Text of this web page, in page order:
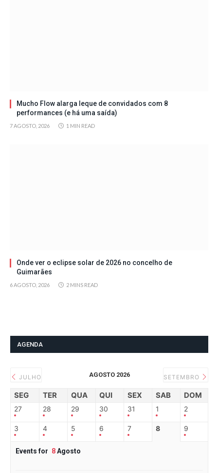
Mucho Flow alarga leque de convidados com 8
performances (e há uma saída)
7 AGOSTO, 2026 1 MIN READ
Onde ver o eclipse solar de 2026 no concelho de
Guimarães
6 AGOSTO, 2026 2 MINS READ
AGENDA
JULHO AGOSTO 2026 SETEMBRO
SEG TER QUA QUI SEX SAB DOM
27 28 29 30 31 1 2
3 4 5 6 7 8 9
Events for 8Agosto